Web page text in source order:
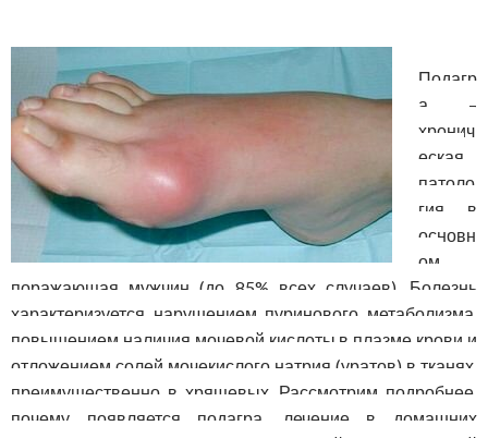
Подагр
а –
хронич
еская
патоло
гия, в
основн
ом
поражающая мужчин (до 85% всех случаев). Болезнь
характеризуется нарушением пуринового метаболизма,
повышением наличия мочевой кислоты в плазме крови и
отложением солей мочекислого натрия (уратов) в тканях,
преимущественно в хрящевых. Рассмотрим подробнее,
почему появляется подагра, лечение в домашних